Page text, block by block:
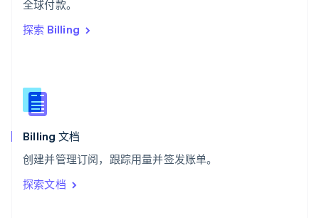
全球付款。
探索 Billing
Billing 文档
创建并管理订阅，跟踪用量并签发账单。
探索文档
English
西班牙
新西兰
English
匈牙利
English
ItalianoEnglish
印度
English